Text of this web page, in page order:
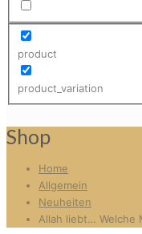
product
product_variation
Shop
Home
Allgemein
Neuheiten
Allah liebt… Welche